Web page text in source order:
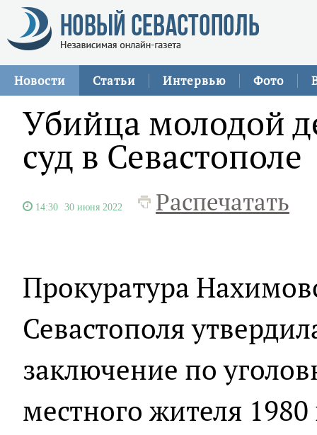
Новости Статьи Интервью Фото
Убийца молодой
суд в Севастополе
14:30 30 июня 2022 Распечатать
Прокуратура
Севастополя
заключение по
местного жителя